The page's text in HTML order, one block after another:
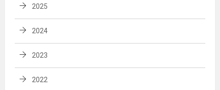
2025
2024
2023
2022